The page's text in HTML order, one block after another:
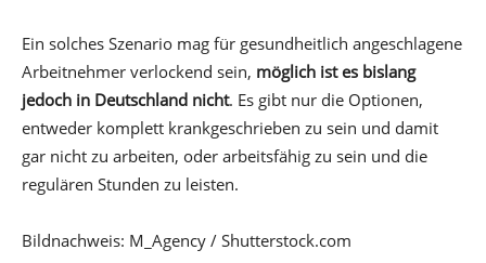
Ein solches Szenario mag für gesundheitlich angeschlagene
Arbeitnehmer verlockend sein, möglich ist es bislang
jedoch in Deutschland nicht. Es gibt nur die Optionen,
entweder komplett krankgeschrieben zu sein und damit
gar nicht zu arbeiten, oder arbeitsfähig zu sein und die
regulären Stunden zu leisten.
Bildnachweis: M_Agency / Shutterstock.com